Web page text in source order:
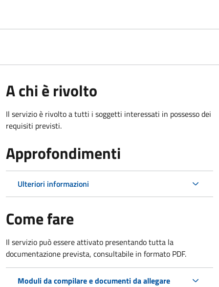
A chi è rivolto
Il servizio è rivolto a tutti i soggetti interessati in possesso dei
requisiti previsti.
Approfondimenti
Ulteriori informazioni
Come fare
Il servizio può essere attivato presentando tutta la
documentazione prevista, consultabile in formato PDF.
Moduli da compilare e documenti da allegare